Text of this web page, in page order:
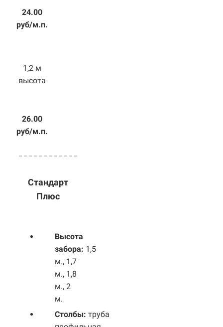
24.00
руб/м.п.
1,2 м
высота
26.00
руб/м.п.
Стандарт
Плюс
Высота
забора: 1,5
м., 1,7
м., 1,8
м., 2
м.
Столбы: труба